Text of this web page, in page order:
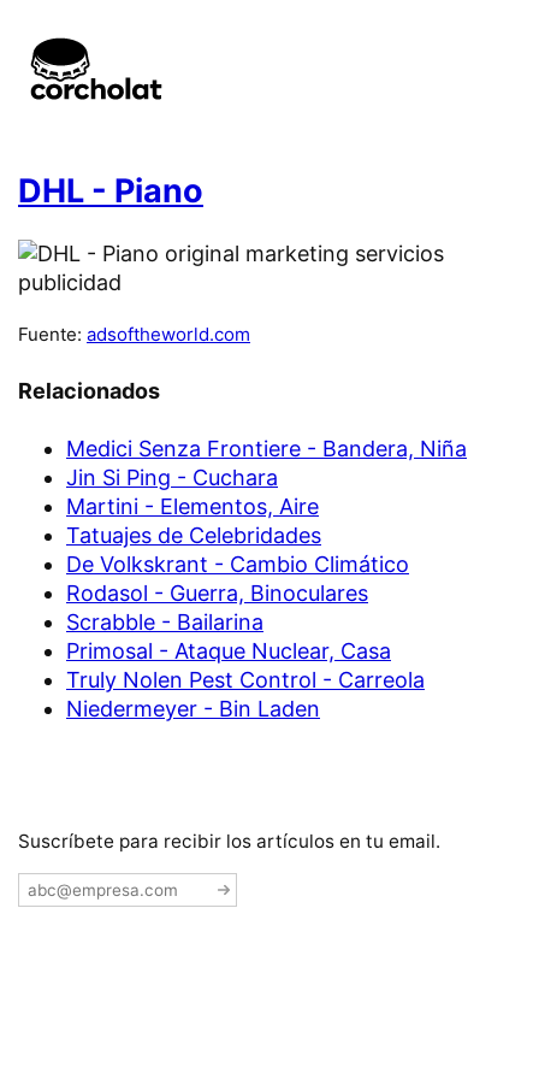
DHL - Piano
Fuente: adsoftheworld.com
Relacionados
Medici Senza Frontiere - Bandera, Niña
Jin Si Ping - Cuchara
Martini - Elementos, Aire
Tatuajes de Celebridades
De Volkskrant - Cambio Climático
Rodasol - Guerra, Binoculares
Scrabble - Bailarina
Primosal - Ataque Nuclear, Casa
Truly Nolen Pest Control - Carreola
Niedermeyer - Bin Laden
Suscríbete para recibir los artículos en tu email.